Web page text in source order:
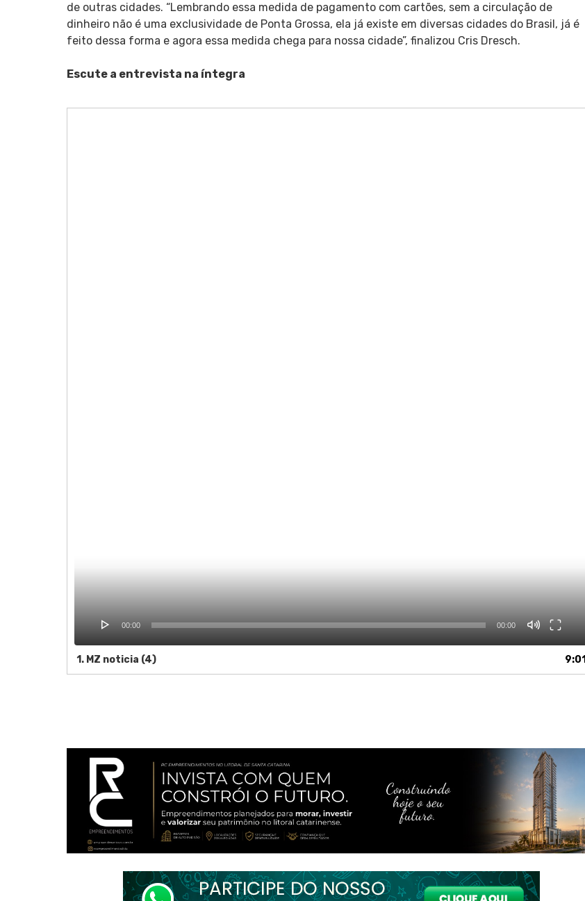
de outras cidades. “Lembrando essa medida de pagamento com cartões, sem a circulação de
dinheiro não é uma exclusividade de Ponta Grossa, ela já existe em diversas cidades do Brasil, já é
feito dessa forma e agora essa medida chega para nossa cidade”, finalizou Cris Dresch.
Escute a entrevista na íntegra
00:00 00:00
1. MZ noticia (4) 9:01